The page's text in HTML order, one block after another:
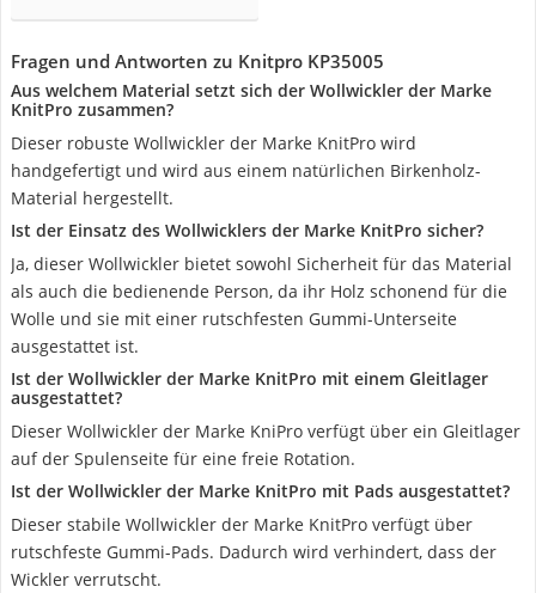
Fragen und Antworten zu Knitpro KP35005
Aus welchem Material setzt sich der Wollwickler der Marke
KnitPro zusammen?
Dieser robuste Wollwickler der Marke KnitPro wird
handgefertigt und wird aus einem natürlichen Birkenholz-
Material hergestellt.
Ist der Einsatz des Wollwicklers der Marke KnitPro sicher?
Ja, dieser Wollwickler bietet sowohl Sicherheit für das Material
als auch die bedienende Person, da ihr Holz schonend für die
Wolle und sie mit einer rutschfesten Gummi-Unterseite
ausgestattet ist.
Ist der Wollwickler der Marke KnitPro mit einem Gleitlager
ausgestattet?
Dieser Wollwickler der Marke KniPro verfügt über ein Gleitlager
auf der Spulenseite für eine freie Rotation.
Ist der Wollwickler der Marke KnitPro mit Pads ausgestattet?
Dieser stabile Wollwickler der Marke KnitPro verfügt über
rutschfeste Gummi-Pads. Dadurch wird verhindert, dass der
Wickler verrutscht.